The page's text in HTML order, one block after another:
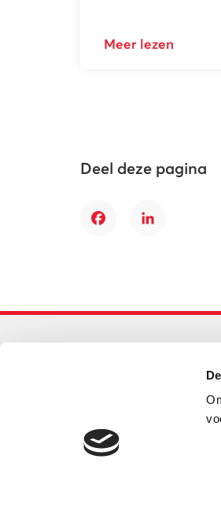
Meer lezen
Deel deze pagina
FacebookLinkedIn
helpdesk@lowanpo.nl